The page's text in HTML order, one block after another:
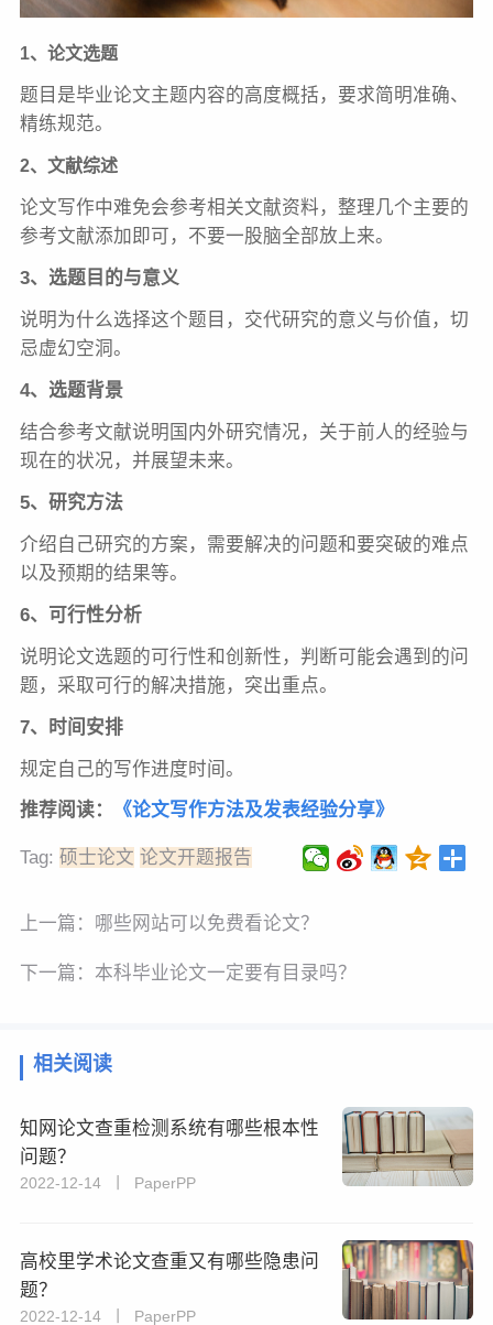
1、论文选题
题目是毕业论文主题内容的高度概括，要求简明准确、
精练规范。
2、文献综述
论文写作中难免会参考相关文献资料，整理几个主要的
参考文献添加即可，不要一股脑全部放上来。
3、选题目的与意义
说明为什么选择这个题目，交代研究的意义与价值，切
忌虚幻空洞。
4、选题背景
结合参考文献说明国内外研究情况，关于前人的经验与
现在的状况，并展望未来。
5、研究方法
介绍自己研究的方案，需要解决的问题和要突破的难点
以及预期的结果等。
6、可行性分析
说明论文选题的可行性和创新性，判断可能会遇到的问
题，采取可行的解决措施，突出重点。
7、时间安排
规定自己的写作进度时间。
推荐阅读：
《论文写作方法及发表经验分享》
Tag: 硕士论文 论文开题报告
上一篇： 哪些网站可以免费看论文？
下一篇： 本科毕业论文一定要有目录吗？
相关阅读
知网论文查重检测系统有哪些根本性
问题？
2022-12-14 丨 PaperPP
高校里学术论文查重又有哪些隐患问
题？
2022-12-14 丨 PaperPP